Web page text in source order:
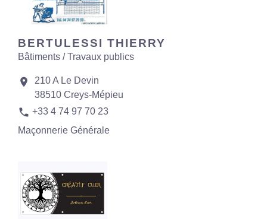
BERTULESSI THIERRY
Bâtiments / Travaux publics
location_on
210 A Le Devin
38510 Creys-Mépieu
phone +33 4 74 97 70 23
Maçonnerie Générale